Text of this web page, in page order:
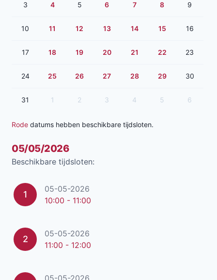
3 4 5 6 7 8 9
10 11 12 13 14 15 16
17 18 19 20 21 22 23
24 25 26 27 28 29 30
31 1 2 3 4 5 6
Rode datums hebben beschikbare tijdsloten.
05/05/2026
Beschikbare tijdsloten:
1
05-05-2026
10:00 - 11:00
2
05-05-2026
11:00 - 12:00
05-05-2026